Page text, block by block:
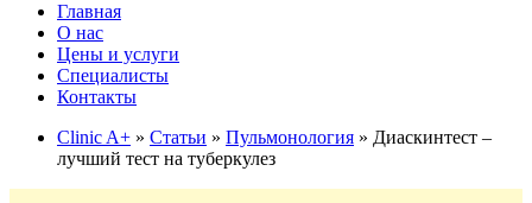
Главная
О нас
Цены и услуги
Специалисты
Контакты
Clinic A+ » Статьи » Пульмонология » Диаскинтест –
лучший тест на туберкулез